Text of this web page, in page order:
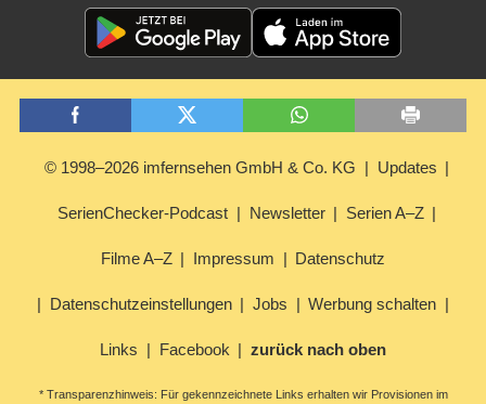
© 1998–2026 imfernsehen GmbH & Co. KG Updates
SerienChecker-Podcast Newsletter Serien A–Z
Filme A–Z Impressum Datenschutz
Datenschutzeinstellungen Jobs Werbung schalten
Links Facebook zurück nach oben
* Transparenzhinweis: Für gekennzeichnete Links erhalten wir Provisionen im